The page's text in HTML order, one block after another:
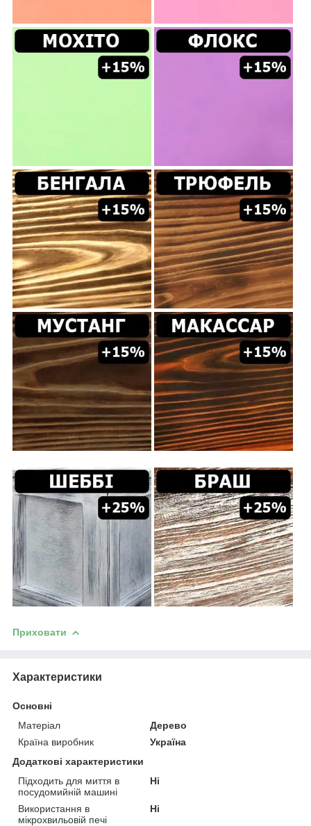
Приховати
Характеристики
Основні
Матеріал
Дерево
Країна виробник
Україна
Додаткові характеристики
Підходить для миття в
посудомийній машині
Ні
Використання в
мікрохвильовій печі
Ні